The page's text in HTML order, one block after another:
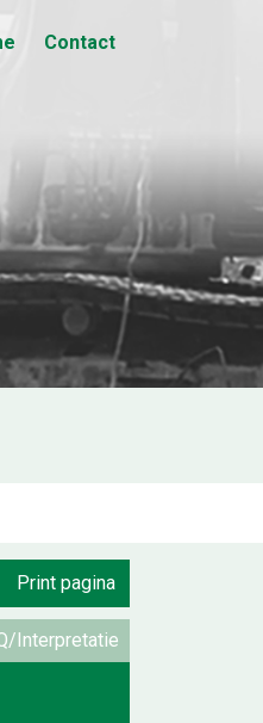
Contact
Print pagina
Interpretatie